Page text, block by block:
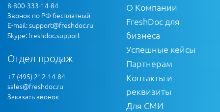
8-800-333-14-84
Звонок по РФ бесплатный
E-mail:support@freshdoc.ru
Skype: freshdoc.support
Отдел продаж
+7 (495) 212-14-84
sales@freshdoc.ru
Заказать звонок
О Компании
FreshDoc для
бизнеса
Успешные кейсы
Партнерам
Контакты и
реквизиты
Для СМИ